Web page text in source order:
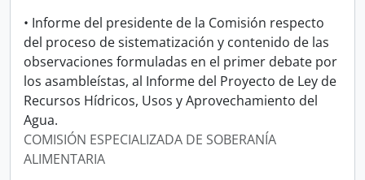
• Informe del presidente de la Comisión respecto
del proceso de sistematización y contenido de las
observaciones formuladas en el primer debate por
los asambleístas, al Informe del Proyecto de Ley de
Recursos Hídricos, Usos y Aprovechamiento del
Agua.
COMISIÓN ESPECIALIZADA DE SOBERANÍA
ALIMENTARIA